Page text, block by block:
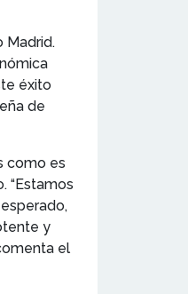
Madrid.
éxito
de
como es
“Estamos
y
el